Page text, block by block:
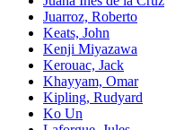
Juarroz, Roberto
Keats, John
Kenji Miyazawa
Kerouac, Jack
Khayyam, Omar
Kipling, Rudyard
Ko Un